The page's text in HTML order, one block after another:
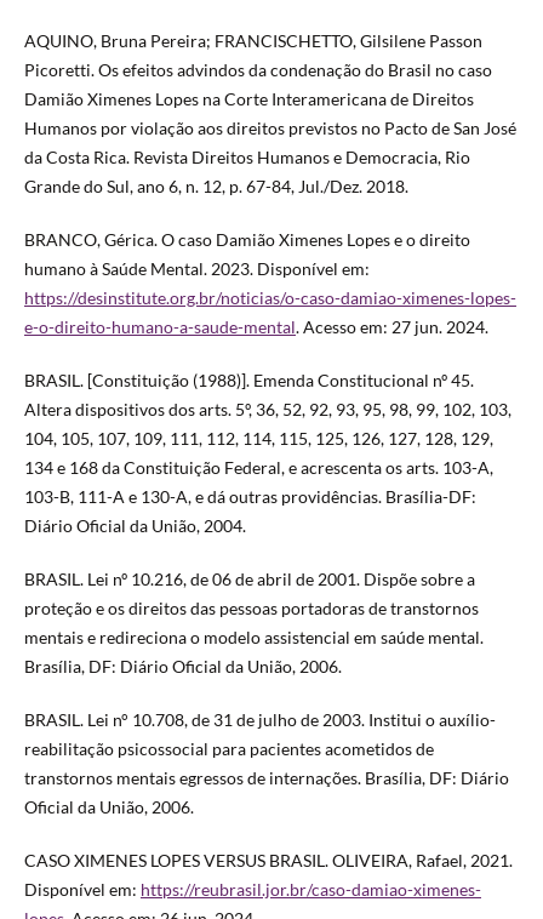
AQUINO, Bruna Pereira; FRANCISCHETTO, Gilsilene Passon
Picoretti. Os efeitos advindos da condenação do Brasil no caso
Damião Ximenes Lopes na Corte Interamericana de Direitos
Humanos por violação aos direitos previstos no Pacto de San José
da Costa Rica. Revista Direitos Humanos e Democracia, Rio
Grande do Sul, ano 6, n. 12, p. 67-84, Jul./Dez. 2018.
BRANCO, Gérica. O caso Damião Ximenes Lopes e o direito
humano à Saúde Mental. 2023. Disponível em:
https://desinstitute.org.br/noticias/o-caso-damiao-ximenes-lopes-
e-o-direito-humano-a-saude-mental. Acesso em: 27 jun. 2024.
BRASIL. [Constituição (1988)]. Emenda Constitucional nº 45.
Altera dispositivos dos arts. 5º, 36, 52, 92, 93, 95, 98, 99, 102, 103,
104, 105, 107, 109, 111, 112, 114, 115, 125, 126, 127, 128, 129,
134 e 168 da Constituição Federal, e acrescenta os arts. 103-A,
103-B, 111-A e 130-A, e dá outras providências. Brasília-DF:
Diário Oficial da União, 2004.
BRASIL. Lei nº 10.216, de 06 de abril de 2001. Dispõe sobre a
proteção e os direitos das pessoas portadoras de transtornos
mentais e redireciona o modelo assistencial em saúde mental.
Brasília, DF: Diário Oficial da União, 2006.
BRASIL. Lei n° 10.708, de 31 de julho de 2003. Institui o auxílio-
reabilitação psicossocial para pacientes acometidos de
transtornos mentais egressos de internações. Brasília, DF: Diário
Oficial da União, 2006.
CASO XIMENES LOPES VERSUS BRASIL. OLIVEIRA, Rafael, 2021.
Disponível em: https://reubrasil.jor.br/caso-damiao-ximenes-